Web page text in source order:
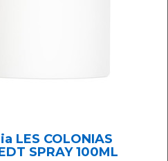
LES COLONIAS
SPRAY 100ML